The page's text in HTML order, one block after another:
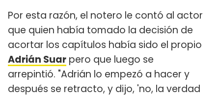
Por esta razón, el notero le contó al actor
que quien había tomado la decisión de
acortar los capítulos había sido el propio
Adrián Suar pero que luego se
arrepintió. "Adrián lo empezó a hacer y
después se retracto, y dijo, 'no, la verdad